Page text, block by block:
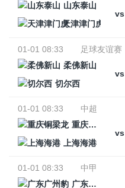
山东泰山
vs
天津津门虎
01-01 08:33
足球友谊赛
柔佛新山
vs
切尔西
01-01 08:33
中超
重庆铜梁龙
vs
上海海港
01-01 08:33
中甲
广东广州豹